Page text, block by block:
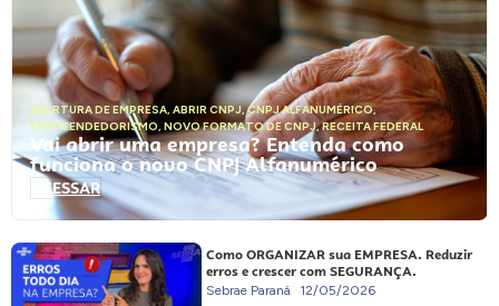
ABERTURA DE EMPRESA, ABRIR CNPJ,CNPJ ALFANUMÉRICO,
EMPREENDEDORISMO, NOVO FORMATO DE CNPJ,RECEITA FEDERAL
Vai abrir uma empresa? Entenda como
funciona o novo CNPJ Alfanumérico
ACESSAR
Como ORGANIZAR sua EMPRESA. Reduzir
erros e crescer com SEGURANÇA.
Sebrae Paraná 12/05/2026